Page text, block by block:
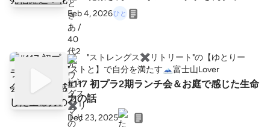
Feb 4, 2026
"ストレングス✖️リトリート"の【ゆとりー
と】で自分を満たす🗻富士山Lover
#117 初プラ2期ランチ会＆お庭で感じた生命
力の話
Dec 23, 2025